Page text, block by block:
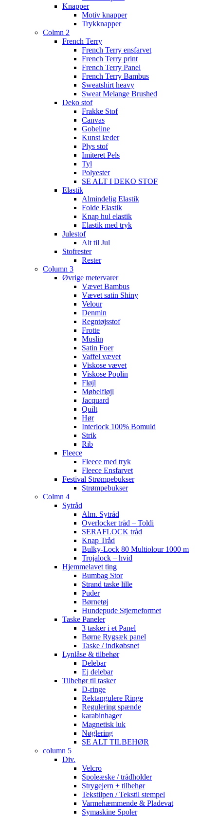
Knapper
Motiv knapper
Trykknapper
Colmn 2
French Terry
French Terry ensfarvet
French Terry print
French Terry Panel
French Terry Bambus
Sweatshirt heavy
Sweat Melange Brushed
Deko stof
Frakke Stof
Canvas
Gobeline
Kunst læder
Plys stof
Imiteret Pels
Tyl
Polyester
SE ALT I DEKO STOF
Elastik
Almindelig Elastik
Folde Elastik
Knap hul elastik
Elastik med tryk
Julestof
Alt til Jul
Stofrester
Rester
Column 3
Øvrige metervarer
Vævet Bambus
Vævet satin Shiny
Velour
Denmin
Regntøjsstof
Frotte
Muslin
Satin Foer
Vaffel vævet
Viskose vævet
Viskose Poplin
Fløjl
Møbelfløjl
Jacquard
Quilt
Hør
Interlock 100% Bomuld
Strik
Rib
Fleece
Fleece med tryk
Fleece Ensfarvet
Festival Strømpebukser
Strømpebukser
Colmn 4
Sytråd
Alm. Sytråd
Overlocker tråd – Toldi
SERAFLOCK tråd
Knap Tråd
Bulky-Lock 80 Multiolour 1000 m
Trojalock – hvid
Hjemmelavet ting
Bumbag Stor
Strand taske lille
Puder
Børnetøj
Hundepude Stjerneformet
Taske Paneler
3 tasker i et Panel
Børne Rygsæk panel
Taske / indkøbsnet
Lynlåse & tilbehør
Delebar
Ej delebar
Tilbehør til tasker
D-ringe
Rektangulere Ringe
Regulering spænde
karabinhager
Magnetisk luk
Nøglering
SE ALT TILBEHØR
column 5
Div.
Velcro
Spoleæske / trådholder
Strygejern + tilbehør
Tekstilpen / Tekstil stempel
Varmehæmmende & Pladevat
Symaskine Spoler